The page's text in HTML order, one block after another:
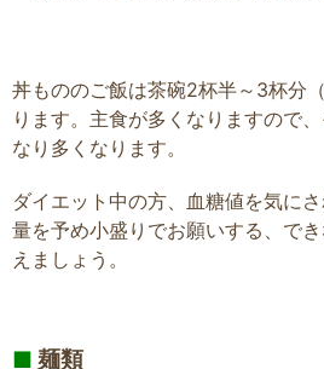
丼もののご飯は茶碗2杯半～3杯分
ります。主食が多くなりますので
なり多くなります。
ダイエット中の方、血糖値を気に
量を予め小盛りでお願いする、で
えましょう。
■ 麺類